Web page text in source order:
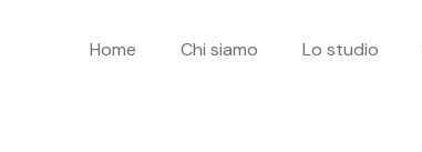
Home Chi siamo Lo studio